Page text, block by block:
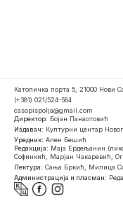
Католичка порта 5, 21000 Нови
(+381) 021/524-584
casopispolja@gmail.com
Директор: Бојан Панаотовић
Издавач: Културни центар
Уредник: Ален Бешић
Редакција: Маја Ердељанин
Софинкић, Марјан Чакаревић,
Лектура: Сања Бркић, Милица
Администрација и пласман: